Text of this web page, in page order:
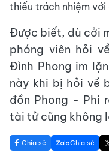
thiếu trách nhiệm với
Được biết, dù cởi
phóng viên hỏi
Đình Phong im
này khi bị hỏi về
đồn Phong - Phi
tài tử cũng không
Chia sẻ Chia sẻ